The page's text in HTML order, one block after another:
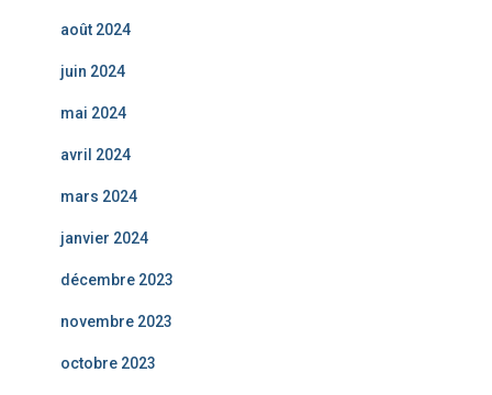
août 2024
juin 2024
mai 2024
avril 2024
mars 2024
janvier 2024
décembre 2023
novembre 2023
octobre 2023